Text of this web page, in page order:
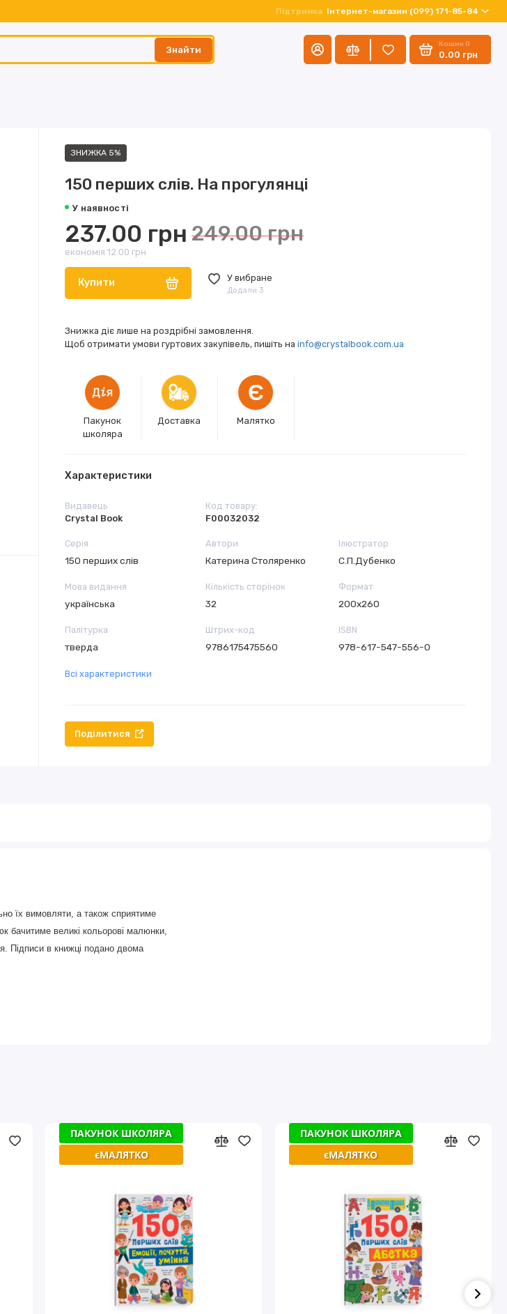
Підтримка Інтернет-магазин (099) 171-85-84
Знайти
Кошик0
0.00 грн
ЗНИЖКА 5%
150 перших слів. На прогулянці
У наявності
237.00 грн 249.00 грн
економія 12.00 грн
Купити У вибране
Додали 3
Знижка діє лише на роздрібні замовлення.
Щоб отримати умови гуртових закупівель, пишіть на info@crystalbook.com.ua
Пакунок
школяра
Доставка
Є
Малятко
Характеристики
Видавець
Crystal Book
Код товару:
F00032032
Серія
150 перших слів
Автори
Катерина Столяренко
Ілюстратор
С.П.Дубенко
Мова видання
українська
Кількість сторінок
32
Формат
200х260
Палітурка
тверда
Штрих-код
9786175475560
ISBN
978-617-547-556-0
Всі характеристики
Поділитися
їх вимовляти, а також сприятиме
бачитиме великі кольорові малюнки,
Підписи в книжці подано двома
ПАКУНОК ШКОЛЯРА
єМАЛЯТКО
ПАКУНОК ШКОЛЯРА
єМАЛЯТКО
ПАКУНОК ШКОЛЯРА
єМАЛЯТКО
ПАКУНОК ШКОЛЯРА
єМАЛЯТКО